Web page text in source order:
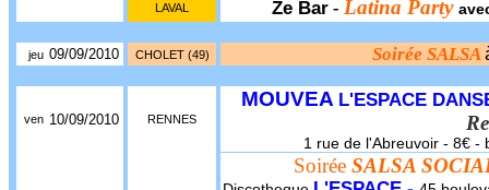
LAVAL Ze Bar - Latina Party
jeu 09/09/2010 CHOLET (49) Soirée SALSA
ven 10/09/2010 RENNES
MOUVEA L'ESPACE
1 rue de l'Abreuvoir - 8€ -
Soirée SALSA